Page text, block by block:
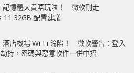
記憶體太貴唔玩啦！ 微軟刪走
11 32GB 配置建議
酒店機場 Wi-Fi 淪陷！ 微軟警告：登入
持，密碼與惡意軟件一併中招